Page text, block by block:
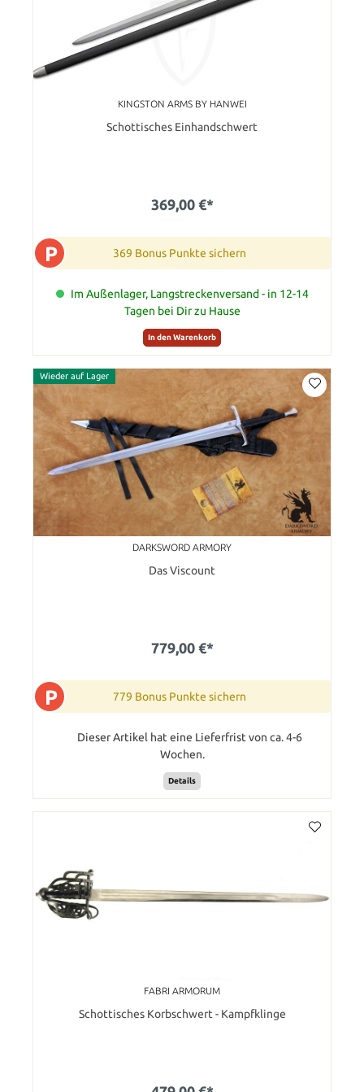
KINGSTON ARMS BY HANWEI
Schottisches Einhandschwert
369,00 €*
P 369 Bonus Punkte sichern
Im Außenlager, Langstreckenversand - in 12-14
Tagen bei Dir zu Hause
In den Warenkorb
Wieder auf Lager
DARKSWORD ARMORY
Das Viscount
779,00 €*
P 779 Bonus Punkte sichern
Dieser Artikel hat eine Lieferfrist von ca. 4-6
Wochen.
Details
FABRI ARMORUM
Schottisches Korbschwert - Kampfklinge